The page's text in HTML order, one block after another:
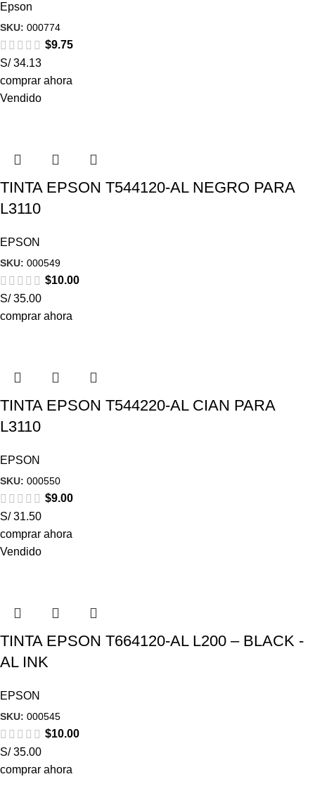
Epson
SKU: 000774
$9.75
S/ 34.13
comprar ahora
Vendido
TINTA EPSON T544120-AL NEGRO PARA
L3110
EPSON
SKU: 000549
$10.00
S/ 35.00
comprar ahora
TINTA EPSON T544220-AL CIAN PARA
L3110
EPSON
SKU: 000550
$9.00
S/ 31.50
comprar ahora
Vendido
TINTA EPSON T664120-AL L200 – BLACK -
AL INK
EPSON
SKU: 000545
$10.00
S/ 35.00
comprar ahora